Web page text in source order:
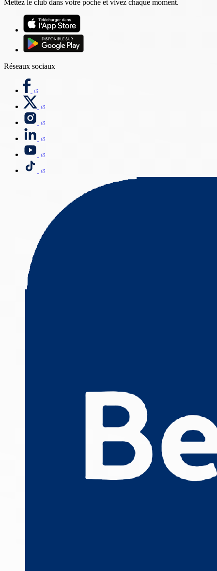
Mettez le club dans votre poche et vivez chaque moment.
Réseaux sociaux